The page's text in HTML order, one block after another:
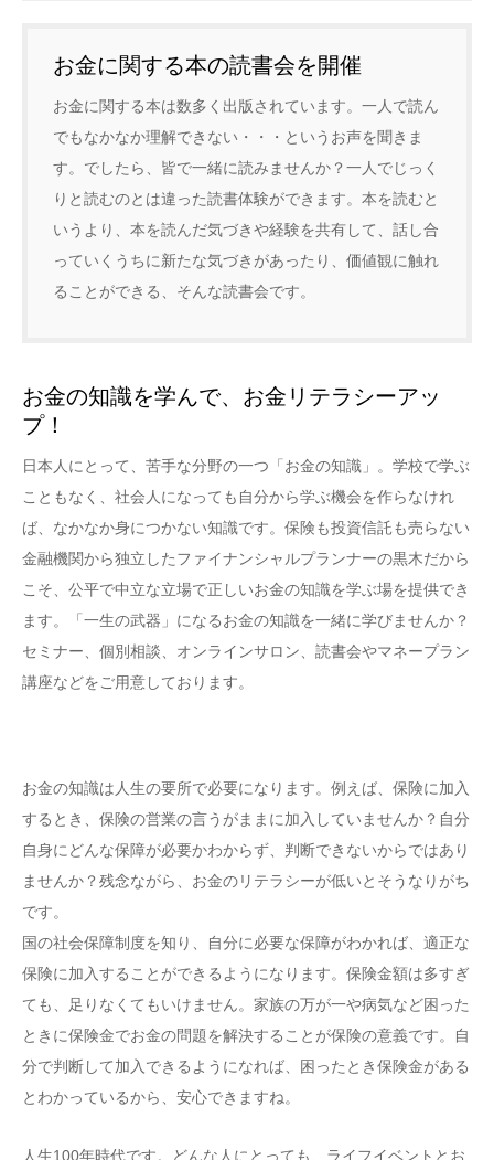
お金に関する本の読書会を開催
お金に関する本は数多く出版されています。一人で読ん
でもなかなか理解できない・・・というお声を聞きま
す。でしたら、皆で一緒に読みませんか？一人でじっく
りと読むのとは違った読書体験ができます。本を読むと
いうより、本を読んだ気づきや経験を共有して、話し合
っていくうちに新たな気づきがあったり、価値観に触れ
ることができる、そんな読書会です。
お金の知識を学んで、お金リテラシーアッ
プ！
日本人にとって、苦手な分野の一つ「お金の知識」。学校で学ぶ
こともなく、社会人になっても自分から学ぶ機会を作らなけれ
ば、なかなか身につかない知識です。保険も投資信託も売らない
金融機関から独立したファイナンシャルプランナーの黒木だから
こそ、公平で中立な立場で正しいお金の知識を学ぶ場を提供でき
ます。「一生の武器」になるお金の知識を一緒に学びませんか？
セミナー、個別相談、オンラインサロン、読書会やマネープラン
講座などをご用意しております。
お金の知識は人生の要所で必要になります。例えば、保険に加入
するとき、保険の営業の言うがままに加入していませんか？自分
自身にどんな保障が必要かわからず、判断できないからではあり
ませんか？残念ながら、お金のリテラシーが低いとそうなりがち
です。
国の社会保障制度を知り、自分に必要な保障がわかれば、適正な
保険に加入することができるようになります。保険金額は多すぎ
ても、足りなくてもいけません。家族の万が一や病気など困った
ときに保険金でお金の問題を解決することが保険の意義です。自
分で判断して加入できるようになれば、困ったとき保険金がある
とわかっているから、安心できますね。
人生100年時代です。どんな人にとっても、ライフイベントとお